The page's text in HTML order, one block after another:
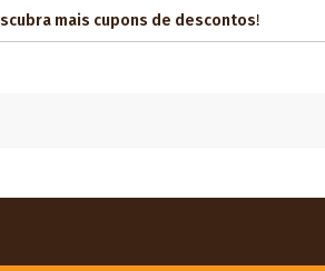
mais cupons de descontos!